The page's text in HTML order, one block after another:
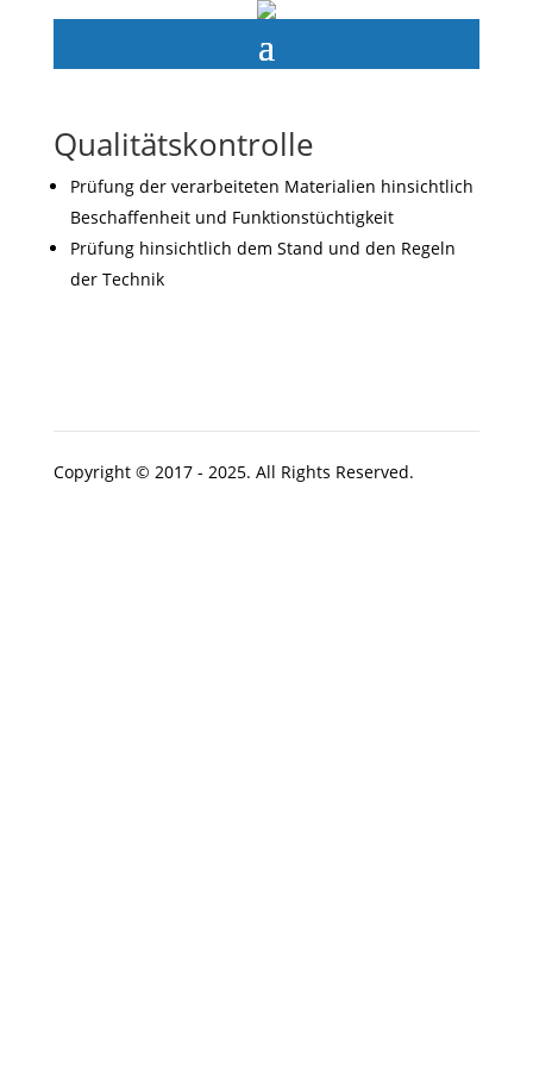
Qualitätskontrolle
Prüfung der verarbeiteten Materialien hinsichtlich
Beschaffenheit und Funktionstüchtigkeit
Prüfung hinsichtlich dem Stand und den Regeln
der Technik
Copyright © 2017 - 2025. All Rights Reserved.